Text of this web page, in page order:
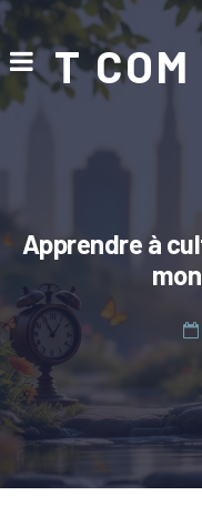
T COM
Apprendre à